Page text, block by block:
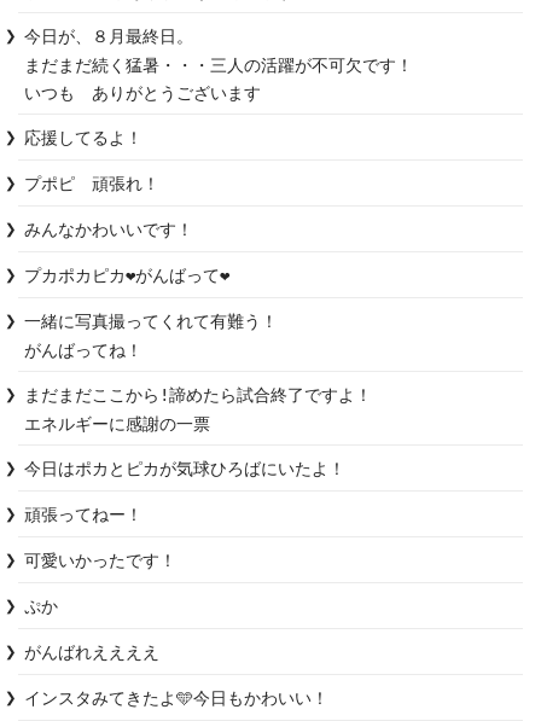
今日が、８月最終日。
まだまだ続く猛暑・・・三人の活躍が不可欠です！
いつも　ありがとうございます
応援してるよ！
プポピ　頑張れ！
みんなかわいいです！
プカポカピカ❤️がんばって❤️
一緒に写真撮ってくれて有難う！
がんばってね！
まだまだここから!諦めたら試合終了ですよ！
エネルギーに感謝の一票
今日はポカとピカが気球ひろばにいたよ！
頑張ってねー！
可愛いかったです！
ぷか
がんばれええええ
インスタみてきたよ🩵今日もかわいい！